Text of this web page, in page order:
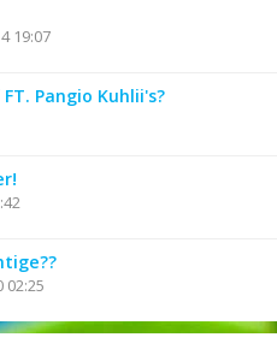
19:07
Pangio Kuhlii's?
02:25